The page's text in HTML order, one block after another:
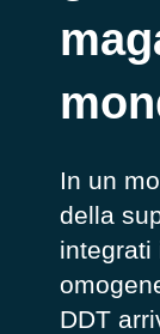
In un
della
integrati
DDT